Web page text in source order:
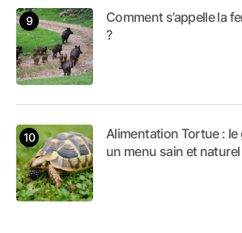
Comment s’appelle la
?
Alimentation Tortue :
un menu sain et naturel